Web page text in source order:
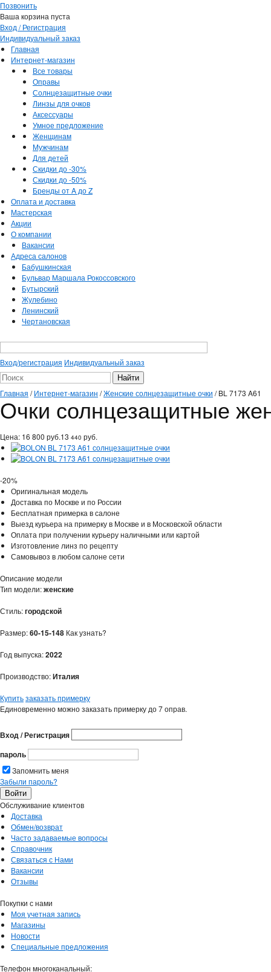
Позвонить
Ваша корзина пуста
Вход / Регистрация
Индивидуальный заказ
Главная
Интернет-магазин
Все товары
Оправы
Солнцезащитные очки
Линзы для очков
Аксессуары
Умное предложение
Женщинам
Мужчинам
Для детей
Скидки до -30%
Скидки до -50%
Бренды от A до Z
Оплата и доставка
Мастерская
Акции
О компании
Вакансии
Адреса салонов
Бабушкинская
Бульвар Маршала Рокоссовского
Бутырский
Жулебино
Ленинский
Чертановская
Вход/регистрация Индивидуальный заказ
Главная /Интернет-магазин /Женские солнцезащитные очки /BL 7173 A61
Очки солнцезащитные
Цена: 16 800 руб.13 440 руб.
-20%
Оригинальная модель
Доставка по Москве и по России
Бесплатная примерка в салоне
Выезд курьера на примерку в Москве и в Московской области
Оплата при получении курьеру наличными или картой
Изготовление линз по рецепту
Самовывоз в любом салоне сети
Описание модели
Тип модели:женские
Стиль:городской
Размер:60-15-148 Как узнать?
Год выпуска:2022
Производство:Италия
Купитьзаказать примерку
Единовременно можно заказать примерку до 7 оправ.
Вход / Регистрация
пароль
Запомнить меня
Забыли пароль?
Обслуживание клиентов
Доставка
Обмен/возврат
Часто задаваемые вопросы
Справочник
Связаться с Нами
Вакансии
Отзывы
Покупки с нами
Моя учетная запись
Магазины
Новости
Специальные предложения
Телефон многоканальный: